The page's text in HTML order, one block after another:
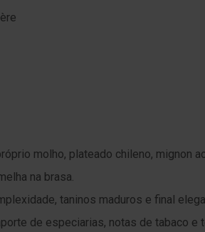
molho, plateado chileno, mignon
na brasa.
taninos maduros e final
de especiarias, notas de tabaco e